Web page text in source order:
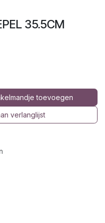
35.5CM
toevoegen
verlanglijst